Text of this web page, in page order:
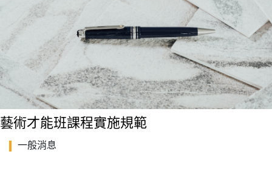
藝術才能班課程實施規範
一般消息